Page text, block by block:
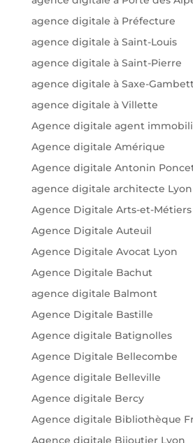
agence digitale à Préfecture
agence digitale à Saint-Louis
agence digitale à Saint-Pierre
agence digitale à Saxe-
agence digitale à Villette
Agence digitale agent
Agence digitale Amérique
Agence digitale Antonin
agence digitale architecte Lyon
Agence Digitale Arts-et-Métiers
Agence Digitale Auteuil
Agence Digitale Avocat Lyon
Agence Digitale Bachut
agence digitale Balmont
Agence Digitale Bastille
Agence digitale Batignolles
Agence Digitale Bellecombe
Agence digitale Belleville
Agence digitale Bercy
Agence digitale Bibliothèque
Agence digitale Bijoutier Lyon